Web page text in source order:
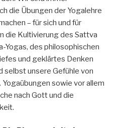
die Übungen der Yogalehre
– für sich und für
die Kultivierung des Sattva
Yogas, des philosophischen
und geklärtes Denken
selbst unsere Gefühle von
sowie vor allem
nach Gott und die